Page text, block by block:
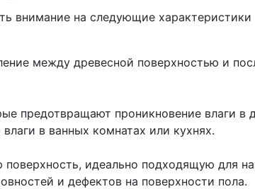
внимание на следующие характеристики
между древесной поверхностью и
предотвращают проникновение влаги в
в ванных комнатах или кухнях.
поверхность, идеально подходящую для
и дефектов на поверхности пола.